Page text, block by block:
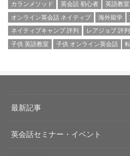
カランメソッド
英会話 初心者
英語教室
オンライン英会話 ネイティブ
海外留学
ネイティブキャンプ 評判
レアジョブ 評判
子供 英語教室
子供 オンライン英会話
最新記事
英会話セミナー・イベント